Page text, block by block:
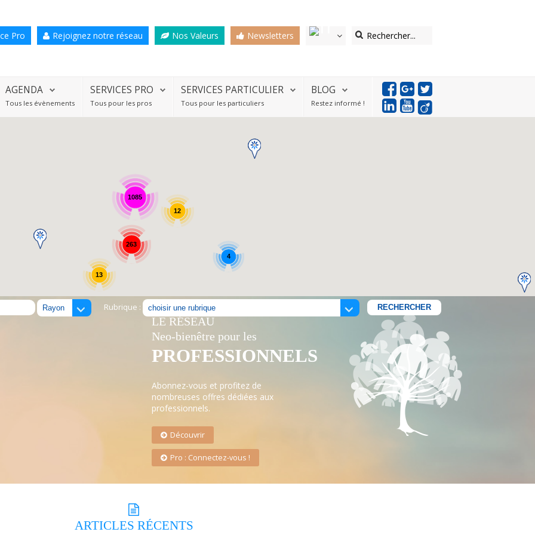
Pro Rejoignez notre réseau Nos Valeurs Newsletters
AGENDA
Tous les évènements
SERVICES PRO
Tous pour les pros
SERVICES PARTICULIER
Tous pour les particuliers
BLOG
Restez informé !
1085
13
263
4
12
Rubrique :
LE RÉSEAU
Neo-bienêtre pour les
PROFESSIONNELS
Abonnez-vous et profitez de
nombreuses offres dédiées aux
professionnels.
Découvrir
Pro : Connectez-vous !
ARTICLES RÉCENTS